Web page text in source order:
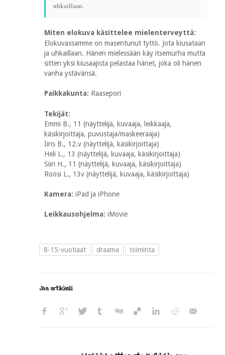
uhkaillaan.
Miten elokuva käsittelee mielenterveyttä:
Elokuvassamme on masentunut tyttö. Jota kiusataan
ja uhkaillaan. Hänen mielessään käy itsemurha mutta
sitten yksi kiusaajista pelastaa hänet, joka oli hänen
vanha ystävänsä.
Paikkakunta: Raasepori
Tekijät:
Emmi B., 11 (näyttelijä, kuvaaja, leikkaaja,
käsikirjoittaja, puvustaja/maskeeraaja)
Iiris B., 12.v (näyttelijä, käsikirjoittaja)
Heli L., 13 (näyttelijä, kuvaaja, käsikirjoittaja)
Siiri H., 11 (näyttelijä, kuvaaja, käsikirjoittaja)
Roosi L., 13v (näyttelijä, kuvaaja, käsikirjoittaja)
Kamera: iPad ja iPhone
Leikkausohjelma: iMovie
8-15-vuotiaat draama toiminta
Jaa artikkeli